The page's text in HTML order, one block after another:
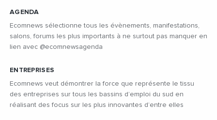
AGENDA
Ecomnews sélectionne tous les évènements, manifestations,
salons, forums les plus importants à ne surtout pas manquer en
lien avec @ecomnewsagenda
ENTREPRISES
Ecomnews veut démontrer la force que représente le tissu
des entreprises sur tous les bassins d’emploi du sud en
réalisant des focus sur les plus innovantes d’entre elles